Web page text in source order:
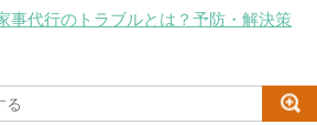
事代行のトラブルとは？予防・解決策